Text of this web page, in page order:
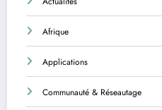
Afrique
Applications
Communauté & Réseautage